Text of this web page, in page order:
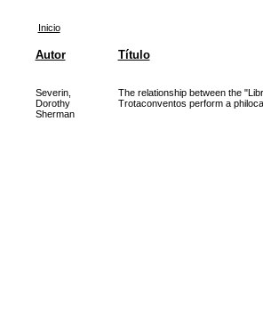
Inicio
Autor Título
Severin,
Dorothy
Sherman
The relationship between the
Trotaconventos perform a